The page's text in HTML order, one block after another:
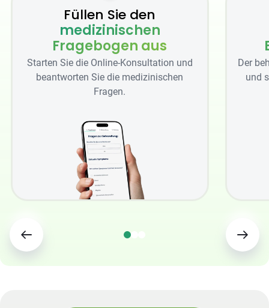
Füllen Sie den
medizinischen
Fragebogen aus
Starten Sie die Online-Konsultation und
beantworten Sie die medizinischen
Fragen.
Der
und